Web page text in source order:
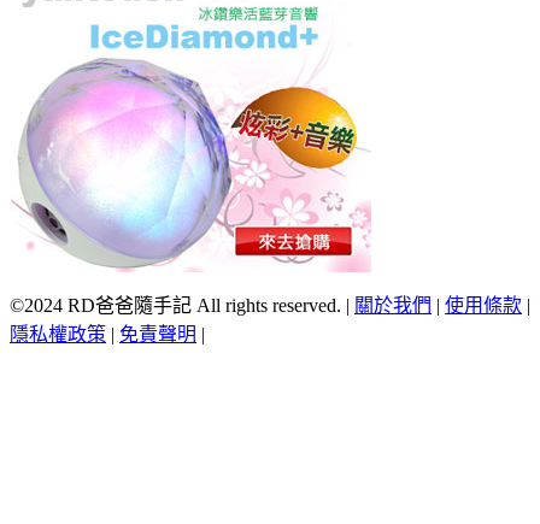
©2024 RD爸爸隨手記 All rights reserved. | 關於我們 | 使用條款 |
隱私權政策 | 免責聲明 |